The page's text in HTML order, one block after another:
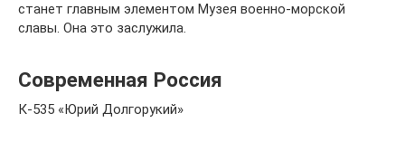
станет главным элементом Музея военно-морской
славы. Она это заслужила.
Современная Россия
К-535 «Юрий Долгорукий»